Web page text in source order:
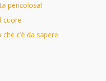
pericolosa!
cuore
c’è da sapere